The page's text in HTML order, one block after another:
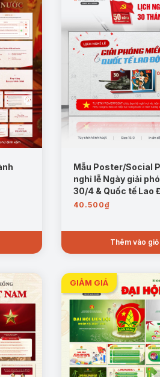
Giới thiệu tổng quan Dinh Độc Lập
diễn ra tại Dinh Độc Lập và ý nghĩa
Lịch sử hình thành Dinh Độc Lập
chọn lựa vật liệu cho đến các chi
Mẫu Poster/Social
nghỉ lễ Ngày giải
30/4 & Quốc tế Lao
40.500₫
Thêm vào giỏ